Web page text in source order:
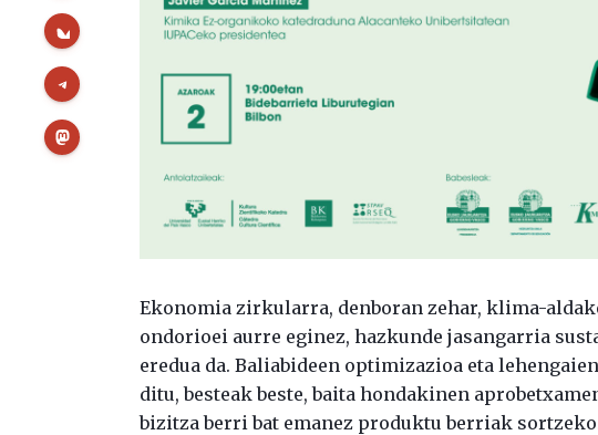
Ekonomia zirkularra, denboran zehar, klima-
ondorioei aurre eginez, hazkunde jasangarria
eredua da. Baliabideen optimizazioa eta
ditu, besteak beste, baita hondakinen
bizitza berri bat emanez produktu berriak